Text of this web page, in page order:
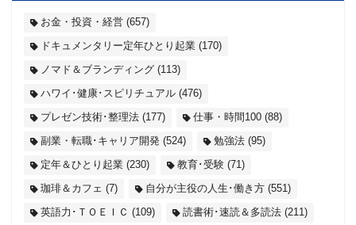
お金・投資・経営 (657)
ドキュメンタリー定年ひとり起業 (170)
ノマド＆ブランディング (113)
ハワイ･健康･スピリチュアル (476)
プレゼン技術･整理法 (177) 仕事・時間100 (88)
副業・転職･キャリア開発 (524) 勉強法 (95)
定年＆ひとり起業 (230) 教育･受験 (71)
珈琲＆カフェ (7) 自分が主役の人生･働き方 (551)
英語力･ＴＯＥＩＣ (109) 読書術･速読＆多読法 (211)